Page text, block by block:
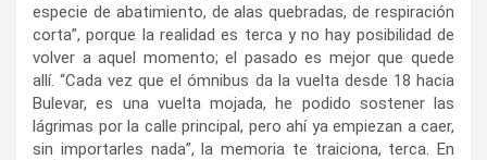
especie de abatimiento, de alas quebradas, de respiración
corta”, porque la realidad es terca y no hay posibilidad de
volver a aquel momento; el pasado es mejor que quede
allí. “Cada vez que el ómnibus da la vuelta desde 18 hacia
Bulevar, es una vuelta mojada, he podido sostener las
lágrimas por la calle principal, pero ahí ya empiezan a caer,
sin importarles nada”, la memoria te traiciona, terca. En